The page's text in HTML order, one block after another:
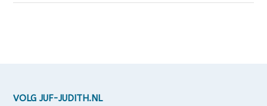
VOLG JUF-JUDITH.NL